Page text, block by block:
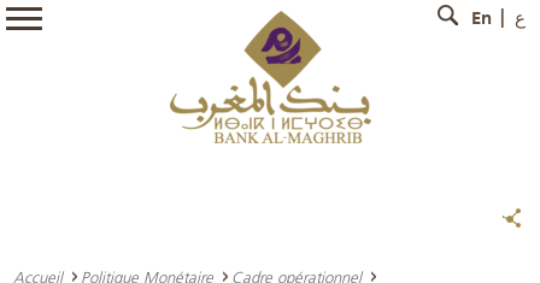
En ع
Accueil Politique Monétaire
Cadre opérationnel